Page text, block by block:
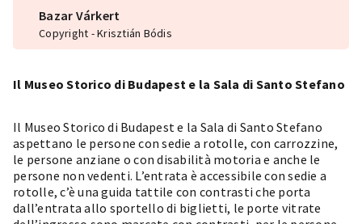
Bazar Várkert
Copyright - Krisztián Bódis
Il Museo Storico di Budapest e la Sala di Santo Stefano
Il Museo Storico di Budapest e la Sala di Santo Stefano
aspettano le persone con sedie a rotolle, con carrozzine,
le persone anziane o con disabilità motoria e anche le
persone non vedenti. L’entrata è accessibile con sedie a
rotolle, c’è una guida tattile con contrasti che porta
dall’entrata allo sportello di biglietti, le porte vitrate